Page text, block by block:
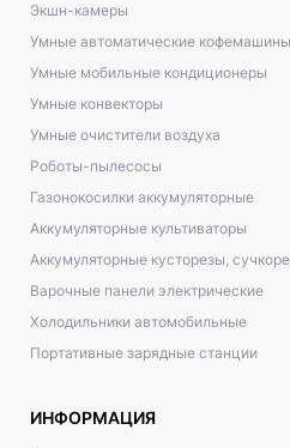
Экшн-камеры
Умные автоматические кофемашины
Умные мобильные кондиционеры
Умные конвекторы
Умные очистители воздуха
Роботы-пылесосы
Газонокосилки аккумуляторные
Аккумуляторные культиваторы
Аккумуляторные кусторезы,
Варочные панели электрические
Холодильники автомобильные
Портативные зарядные станции
ИНФОРМАЦИЯ